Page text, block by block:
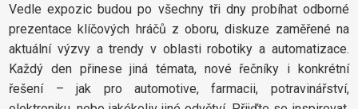
Vedle expozic budou po všechny tři dny probíhat odborné
prezentace klíčových hráčů z oboru, diskuze zaměřené na
aktuální výzvy a trendy v oblasti robotiky a automatizace.
Každý den přinese jiná témata, nové řečníky i konkrétní
řešení – jak pro automotive, farmacii, potravinářství,